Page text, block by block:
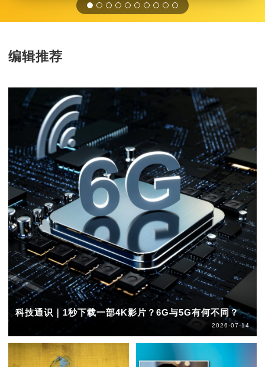
编辑推荐
科技通识｜1秒下载一部4K影片？6G与5G有何不同？
2026-07-14